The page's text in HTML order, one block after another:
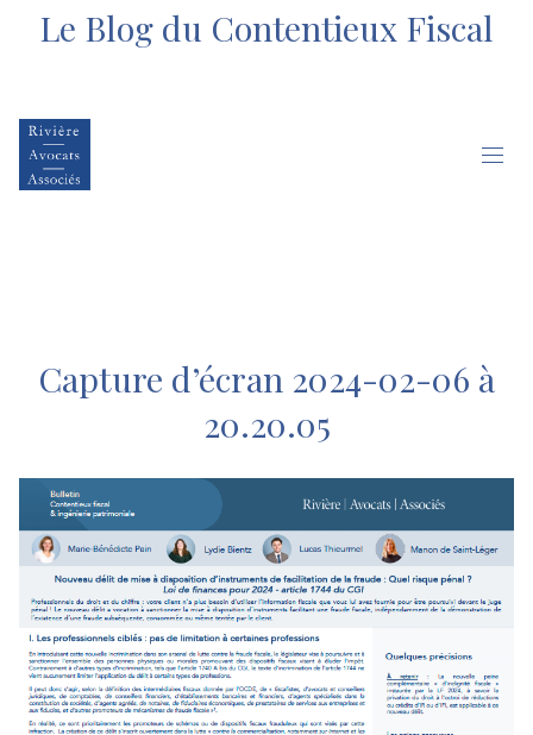
Le Blog du Contentieux Fiscal
Capture d’écran 2024-02-06 à
20.20.05